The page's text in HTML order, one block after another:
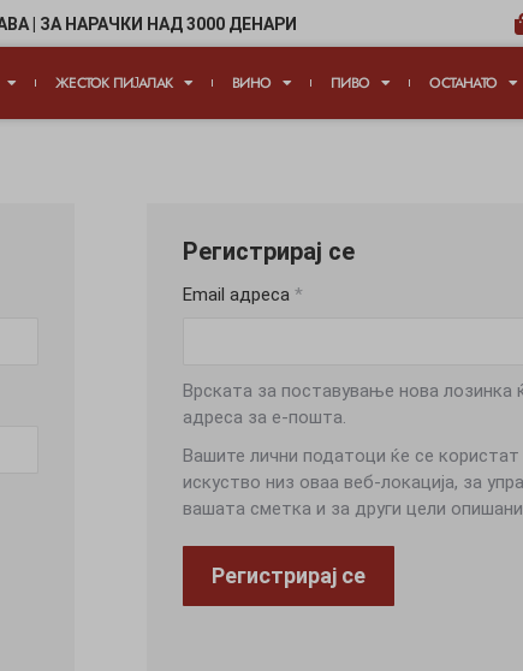
| ЗА НАРАЧКИ НАД 3000 ДЕНАРИ
ЖЕСТОК ПИЈАЛАК ВИНО ПИВО ОСТАНАТО
Регистрирај се
Email адреса *
Врската за поставување нова лозинка
адреса за е-пошта.
Вашите лични податоци ќе се
искуство низ оваа веб-локација, за
вашата сметка и за други цели
Регистрирај се